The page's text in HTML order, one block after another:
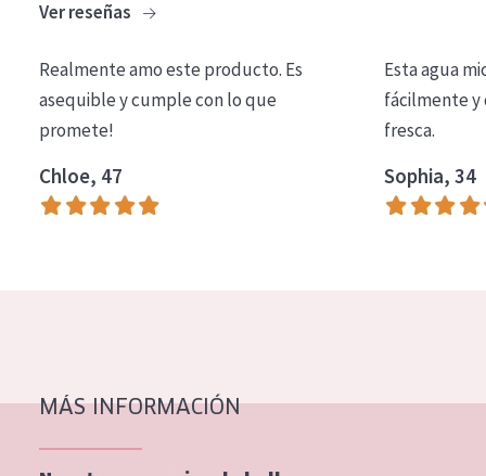
COLECCIÓN
Essentials
Lift+
Expert
TIPO DE PIEL
Piel expuesta al sol
Piel menopáusica
Ver reseñas
Realmente amo este producto. Es
asequible y cumple con lo que
promete!
Chloe, 47
Esta agua
fácilmente y
fresca.
Sophia, 34
MÁS INFORMACIÓN